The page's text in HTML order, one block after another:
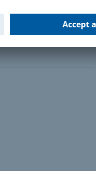
de Munique